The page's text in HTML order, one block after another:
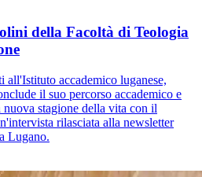
della Facoltà di Teologia
accademico luganese,
il suo percorso accademico e
stagione della vita con il
rilasciata alla newsletter
Lugano.